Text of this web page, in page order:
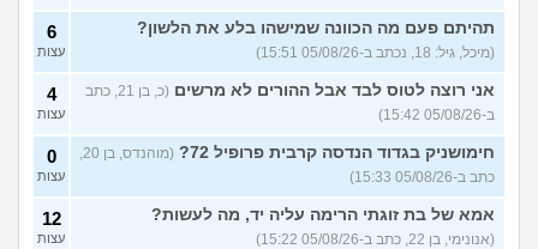
תהיתם פעם מה הכוונה שמישהו בלע את הלשון?
(מיכל, גיל: 18, נכתב ב-05/08/26 15:51)
6
עצות
אני רוצה לטוס לבד אבל ההורים לא מרשים
(כ, בן 21, כתב
ב-05/08/26 15:42)
4
עצות
חימושניק בגדוד הנדסה קרבית פרופיל 72?
(מוהנדס, בן 20,
כתב ב-05/08/26 15:33)
0
עצות
אמא של בת זוגתי הרימה עליה יד, מה לעשות?
(אנונימי, בן 22, כתב ב-05/08/26 15:22)
12
עצות